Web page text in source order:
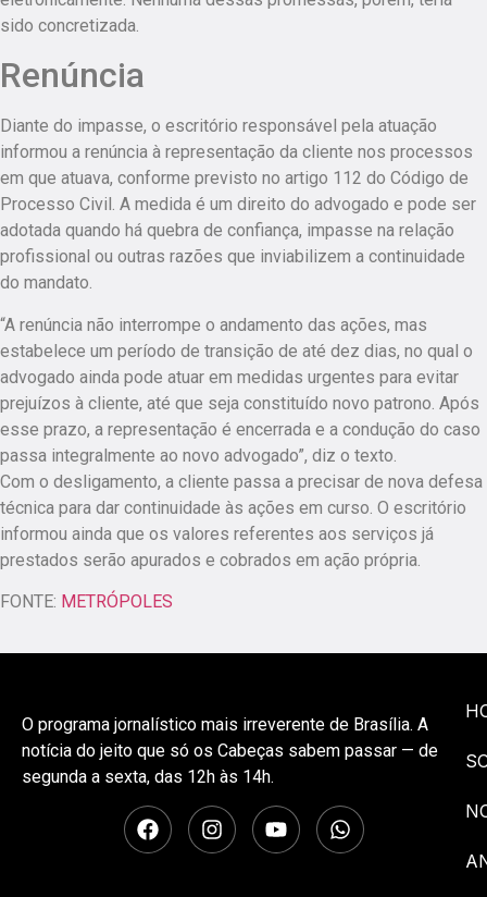
sido concretizada.
Renúncia
Diante do impasse, o escritório responsável pela atuação
informou a renúncia à representação da cliente nos processos
em que atuava, conforme previsto no artigo 112 do Código de
Processo Civil. A medida é um direito do advogado e pode ser
adotada quando há quebra de confiança, impasse na relação
profissional ou outras razões que inviabilizem a continuidade
do mandato.
“A renúncia não interrompe o andamento das ações, mas
estabelece um período de transição de até dez dias, no qual o
advogado ainda pode atuar em medidas urgentes para evitar
prejuízos à cliente, até que seja constituído novo patrono. Após
esse prazo, a representação é encerrada e a condução do caso
passa integralmente ao novo advogado”, diz o texto.
Com o desligamento, a cliente passa a precisar de nova defesa
técnica para dar continuidade às ações em curso. O escritório
informou ainda que os valores referentes aos serviços já
prestados serão apurados e cobrados em ação própria.
FONTE: METRÓPOLES
O programa jornalístico mais irreverente de Brasília. A
notícia do jeito que só os Cabeças sabem passar — de
segunda a sexta, das 12h às 14h.